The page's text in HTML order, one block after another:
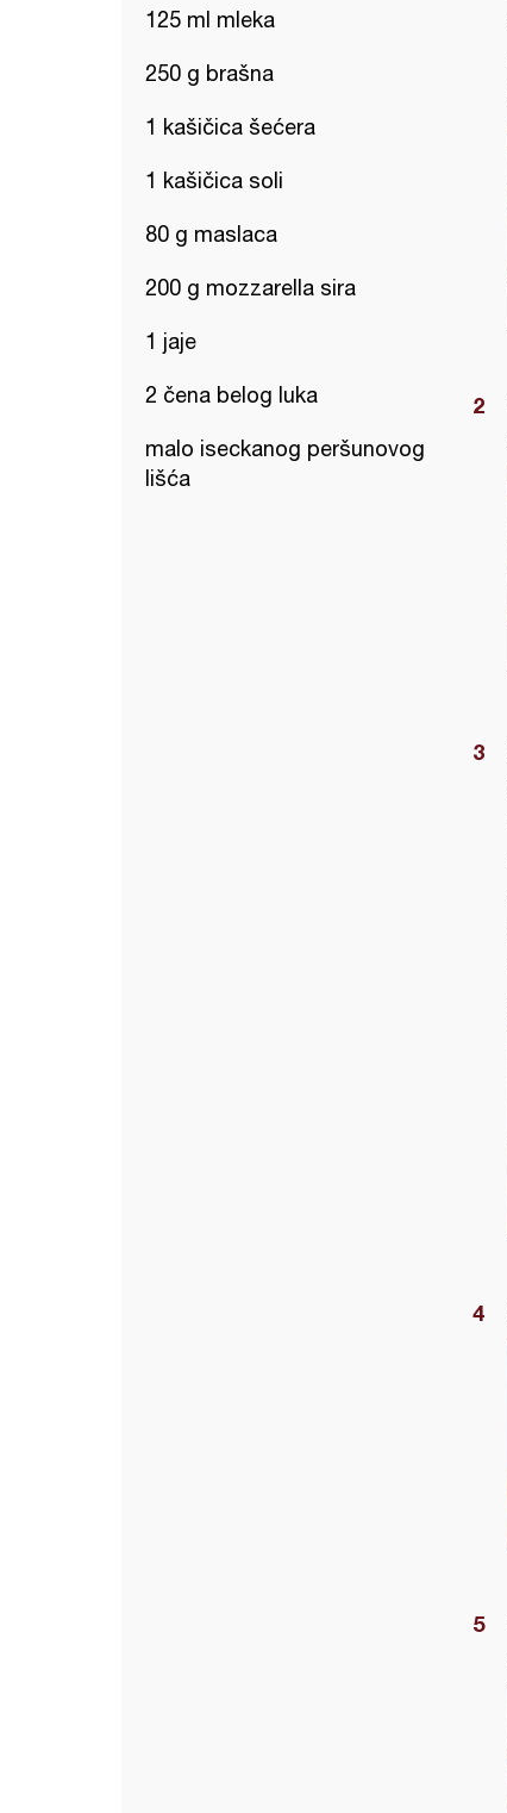
125 ml mleka
250 g brašna
1 kašičica šećera
1 kašičica soli
80 g maslaca
200 g mozzarella sira
1 jaje
2 čena belog luka
malo iseckanog peršunovog
lišća